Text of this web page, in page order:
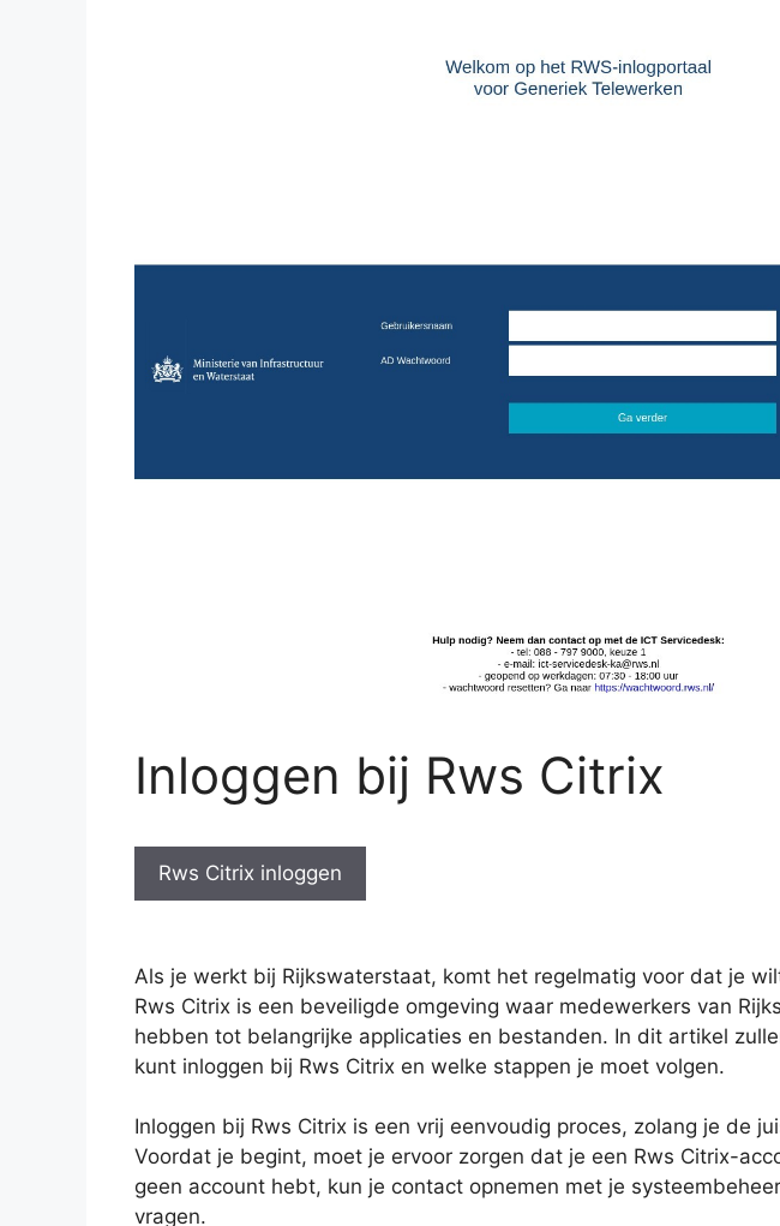
Inloggen bij Rws Citrix
Rws Citrix inloggen
Als je werkt bij Rijkswaterstaat, komt het regelmatig voor dat je
Rws Citrix is een beveiligde omgeving waar medewerkers van
hebben tot belangrijke applicaties en bestanden. In dit artikel
kunt inloggen bij Rws Citrix en welke stappen je moet volgen.
Inloggen bij Rws Citrix is een vrij eenvoudig proces, zolang je de
Voordat je begint, moet je ervoor zorgen dat je een Rws Citrix-
geen account hebt, kun je contact opnemen met je
vragen.